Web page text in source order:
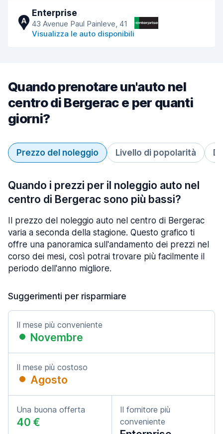
A
Enterprise
43 Avenue Paul Painleve, 41
Visualizza le auto disponibili
Quando prenotare un'auto nel
centro di Bergerac e per quanti
giorni?
Prezzo del noleggio Livello di popolarità
Quando i prezzi per il noleggio auto nel
centro di Bergerac sono più bassi?
Il prezzo del noleggio auto nel centro di Bergerac
varia a seconda della stagione. Questo grafico ti
offre una panoramica sull'andamento dei prezzi nel
corso dei mesi, così potrai trovare più facilmente il
periodo dell'anno migliore.
Suggerimenti per risparmiare
Il mese più conveniente
Novembre
Il mese più costoso
Agosto
Una buona offerta
40 €
Il fornitore più
conveniente